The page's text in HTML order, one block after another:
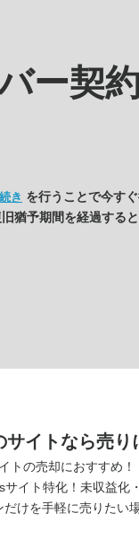
ー契
き を行うことで今す
猶予期間を経過する
サイトなら売り
トの売却におすすめ！
サイト特化！未収益化
だけを手軽に売りたい